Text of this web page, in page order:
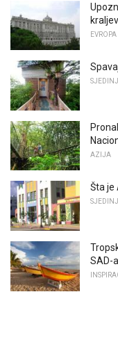
EVROPA
AZIJA
Šta je
SAD-a